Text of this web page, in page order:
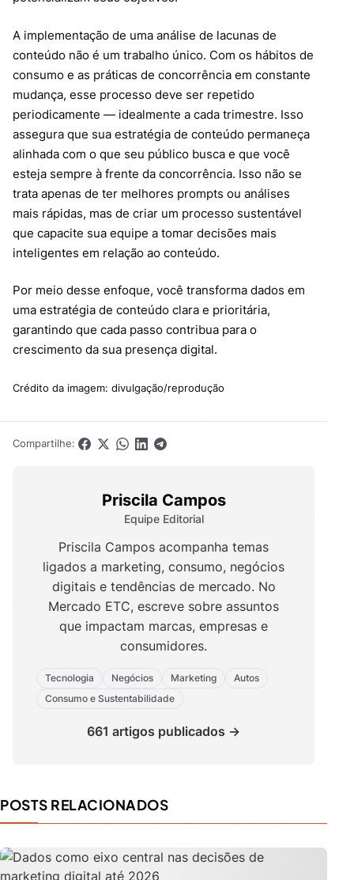
A implementação de uma análise de lacunas de
conteúdo não é um trabalho único. Com os hábitos de
consumo e as práticas de concorrência em constante
mudança, esse processo deve ser repetido
periodicamente — idealmente a cada trimestre. Isso
assegura que sua estratégia de conteúdo permaneça
alinhada com o que seu público busca e que você
esteja sempre à frente da concorrência. Isso não se
trata apenas de ter melhores prompts ou análises
mais rápidas, mas de criar um processo sustentável
que capacite sua equipe a tomar decisões mais
inteligentes em relação ao conteúdo.
Por meio desse enfoque, você transforma dados em
uma estratégia de conteúdo clara e prioritária,
garantindo que cada passo contribua para o
crescimento da sua presença digital.
Crédito da imagem: divulgação/reprodução
Compartilhe:
Priscila Campos
Equipe Editorial
Priscila Campos acompanha temas
ligados a marketing, consumo, negócios
digitais e tendências de mercado. No
Mercado ETC, escreve sobre assuntos
que impactam marcas, empresas e
consumidores.
Tecnologia Negócios Marketing
Autos
Consumo e Sustentabilidade
661 artigos publicados →
POSTS RELACIONADOS